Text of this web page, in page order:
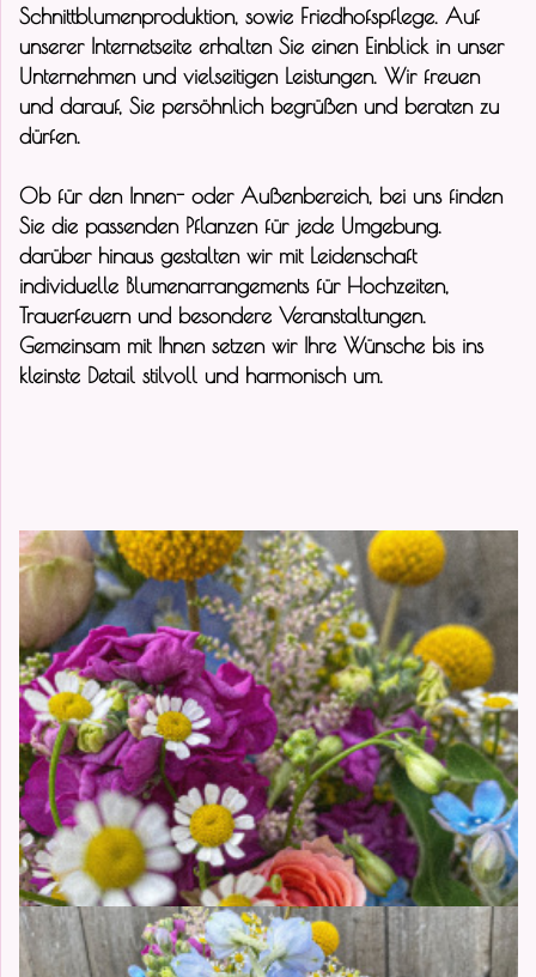
Schnittblumenproduktion, sowie Friedhofspflege. Auf
unserer Internetseite erhalten Sie einen Einblick in unser
Unternehmen und vielseitigen Leistungen. Wir freuen
und darauf, Sie persöhnlich begrüßen und beraten zu
dürfen.
Ob für den Innen- oder Außenbereich, bei uns finden
Sie die passenden Pflanzen für jede Umgebung.
darüber hinaus gestalten wir mit Leidenschaft
individuelle Blumenarrangements für Hochzeiten,
Trauerfeuern und besondere Veranstaltungen.
Gemeinsam mit Ihnen setzen wir Ihre Wünsche bis ins
kleinste Detail stilvoll und harmonisch um.